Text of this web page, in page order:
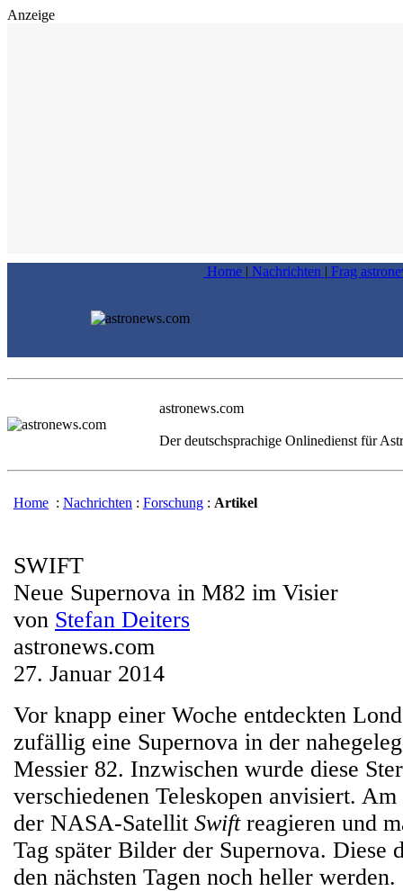
Anzeige
Home | Nachrichten | Frag
astronews.com
Der deutschsprachige Onlinedienst für
Home : Nachrichten : Forschung : Artikel
SWIFT
Neue Supernova in M82 im Visier
von Stefan Deiters
astronews.com
27. Januar 2014
Vor knapp einer Woche entdeckten
zufällig eine Supernova in der
Messier 82. Inzwischen wurde diese
verschiedenen Teleskopen anvisiert.
der NASA-Satellit Swiftreagieren und
Tag später Bilder der Supernova. Diese
den nächsten Tagen noch heller werden.